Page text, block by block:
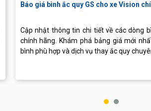
Báo giá bình ắc quy GS cho xe Vision
Cập nhật thông tin chi tiết về các dòng
chính hãng. Khám phá bảng giá mới
bình phù hợp và dịch vụ thay ắc quy